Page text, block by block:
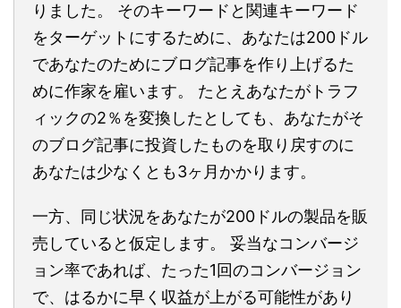
りました。 そのキーワードと関連キーワード
をターゲットにするために、あなたは200ドル
であなたのためにブログ記事を作り上げるた
めに作家を雇います。 たとえあなたがトラフ
ィックの2％を変換したとしても、あなたがそ
のブログ記事に投資したものを取り戻すのに
あなたは少なくとも3ヶ月かかります。
一方、同じ状況をあなたが200ドルの製品を販
売していると仮定します。 妥当なコンバージ
ョン率であれば、たった1回のコンバージョン
で、はるかに早く収益が上がる可能性があり